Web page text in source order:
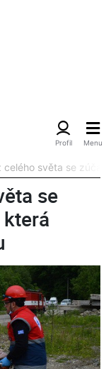
celého světa se
se